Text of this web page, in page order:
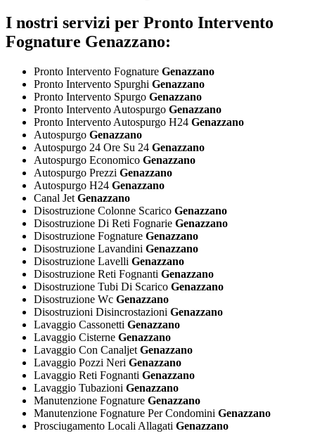
I nostri servizi per Pronto Intervento
Fognature Genazzano:
Pronto Intervento Fognature Genazzano
Pronto Intervento Spurghi Genazzano
Pronto Intervento Spurgo Genazzano
Pronto Intervento Autospurgo Genazzano
Pronto Intervento Autospurgo H24 Genazzano
Autospurgo Genazzano
Autospurgo 24 Ore Su 24 Genazzano
Autospurgo Economico Genazzano
Autospurgo Prezzi Genazzano
Autospurgo H24 Genazzano
Canal Jet Genazzano
Disostruzione Colonne Scarico Genazzano
Disostruzione Di Reti Fognarie Genazzano
Disostruzione Fognature Genazzano
Disostruzione Lavandini Genazzano
Disostruzione Lavelli Genazzano
Disostruzione Reti Fognanti Genazzano
Disostruzione Tubi Di Scarico Genazzano
Disostruzione Wc Genazzano
Disostruzioni Disincrostazioni Genazzano
Lavaggio Cassonetti Genazzano
Lavaggio Cisterne Genazzano
Lavaggio Con Canaljet Genazzano
Lavaggio Pozzi Neri Genazzano
Lavaggio Reti Fognanti Genazzano
Lavaggio Tubazioni Genazzano
Manutenzione Fognature Genazzano
Manutenzione Fognature Per Condomini Genazzano
Prosciugamento Locali Allagati Genazzano